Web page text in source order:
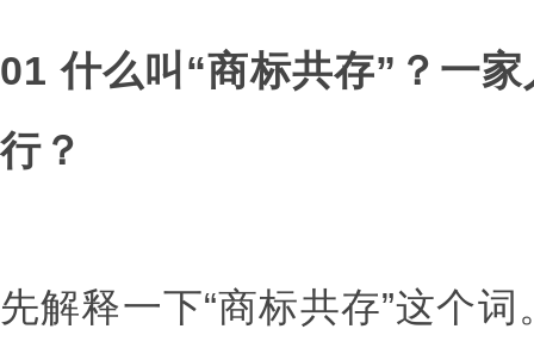
01 什么叫“商标共存”？一
行？
先解释一下“商标共存”这个